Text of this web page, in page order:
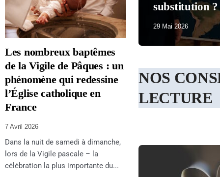
Les nombreux baptêmes
de la Vigile de Pâques : un
phénomène qui redessine
l’Église catholique en
France
7 Avril 2026
Dans la nuit de samedi à dimanche,
lors de la Vigile pascale – la
célébration la plus importante du...
Macron a
29 Mai 2026
NOS
LECTURE